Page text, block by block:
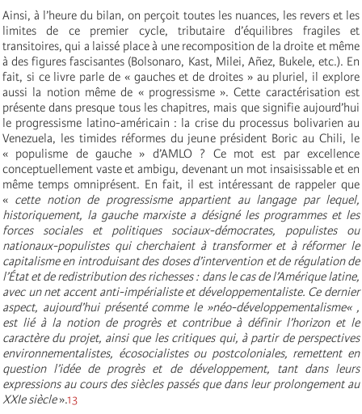
Ainsi, à l’heure du bilan, on perçoit toutes les nuances, les revers et les
limites de ce premier cycle, tributaire d’équilibres fragiles et
transitoires, qui a laissé place à une recomposition de la droite et même
à des figures fascisantes (Bolsonaro, Kast, Milei, Añez, Bukele, etc.). En
fait, si ce livre parle de « gauches et de droites » au pluriel, il explore
aussi la notion même de « progressisme ». Cette caractérisation est
présente dans presque tous les chapitres, mais que signifie aujourd’hui
le progressisme latino-américain : la crise du processus bolivarien au
Venezuela, les timides réformes du jeune président Boric au Chili, le
« populisme de gauche » d’AMLO ? Ce mot est par excellence
conceptuellement vaste et ambigu, devenant un mot insaisissable et en
même temps omniprésent. En fait, il est intéressant de rappeler que
« cette notion de progressisme appartient au langage par lequel,
historiquement, la gauche marxiste a désigné les programmes et les
forces sociales et politiques sociaux-démocrates, populistes ou
nationaux-populistes qui cherchaient à transformer et à réformer le
capitalisme en introduisant des doses d’intervention et de régulation de
l’État et de redistribution des richesses : dans le cas de l’Amérique latine,
avec un net accent anti-impérialiste et développementaliste. Ce dernier
aspect, aujourd’hui présenté comme le »néo-développementalisme« ,
est lié à la notion de progrès et contribue à définir l’horizon et le
caractère du projet, ainsi que les critiques qui, à partir de perspectives
environnementalistes, écosocialistes ou postcoloniales, remettent en
question l’idée de progrès et de développement, tant dans leurs
expressions au cours des siècles passés que dans leur prolongement au
XXIe siècle».13